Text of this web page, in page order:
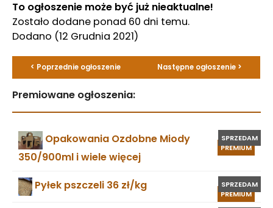
To ogłoszenie może być już nieaktualne!
Zostało dodane ponad 60 dni temu.
Dodano (12 Grudnia 2021)
< Poprzednie ogłoszenie Następne ogłoszenie >
Premiowane ogłoszenia:
PREMIUM
SPRZEDAM
Opakowania Ozdobne Miody
350/900ml i wiele więcej
PREMIUM
SPRZEDAM
Pyłek pszczeli 36 zł/kg